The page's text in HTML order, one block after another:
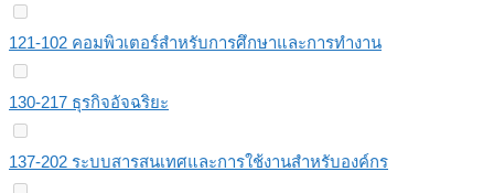
121-102 คอมพิวเตอร์สำหรับการศึกษาและการทำงาน
130-217 ธุรกิจอัจฉริยะ
137-202 ระบบสารสนเทศและการใช้งานสำหรับองค์กร